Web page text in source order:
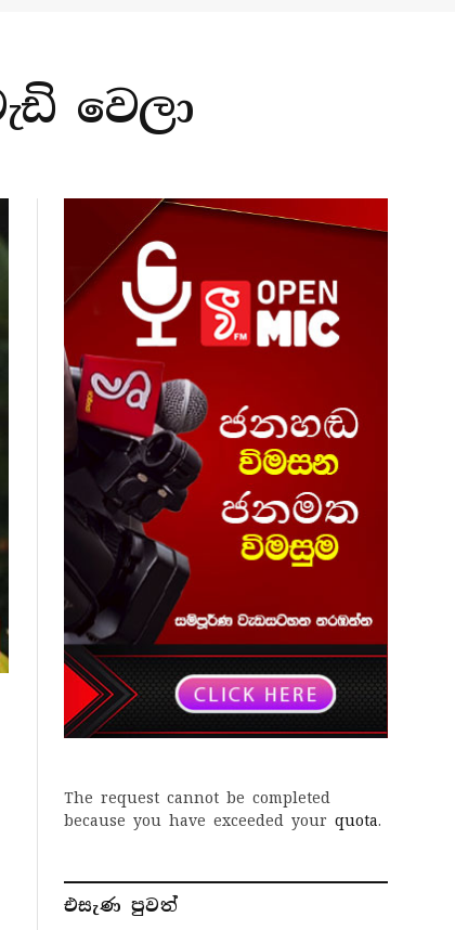
වෙලා
The request cannot be completed
because you have exceeded your quota.
එසැණ පුව​ත්